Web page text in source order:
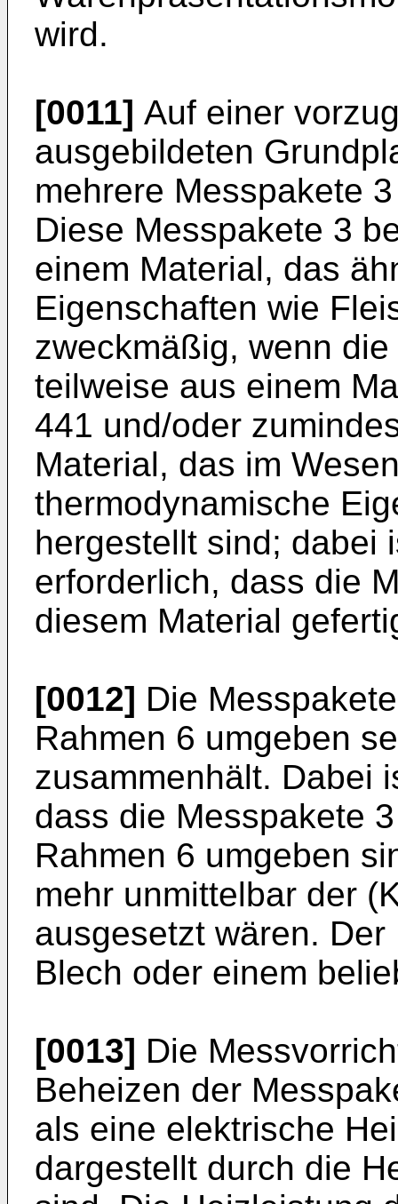
wird.
[0011] Auf einer
ausgebildeten
mehrere Messpakete
Diese Messpakete 3
einem Material, das
Eigenschaften wie
zweckmäßig, wenn
teilweise aus einem
441 und/oder
Material, das im
thermodynamische
hergestellt sind; dabei
erforderlich, dass die
diesem Material
[0012] Die
Rahmen 6 umgeben
zusammenhält. Dabei
dass die Messpakete
Rahmen 6 umgeben
mehr unmittelbar der
ausgesetzt wären.
Blech oder einem
[0013] Die
Beheizen der
als eine elektrische
dargestellt durch die